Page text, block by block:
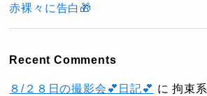
赤裸々に告白🎁
Recent Comments
８/２８日の撮影会💕日記💕 に拘束系